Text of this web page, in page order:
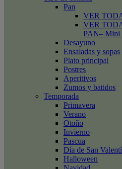
Pan
VER
VER
PAN– Mini
Desayuno
Ensaladas y sopas
Plato principal
Postres
Aperitivos
Zumos y batidos
Temporada
Primavera
Verano
Otoño
Invierno
Pascua
Día de San
Halloween